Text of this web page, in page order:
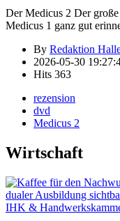
Der Medicus 2 Der
Medicus 1 ganz gut
By Redaktion
2026-05-30
Hits 363
rezension
dvd
Medicus 2
Wirtschaft
IHK &